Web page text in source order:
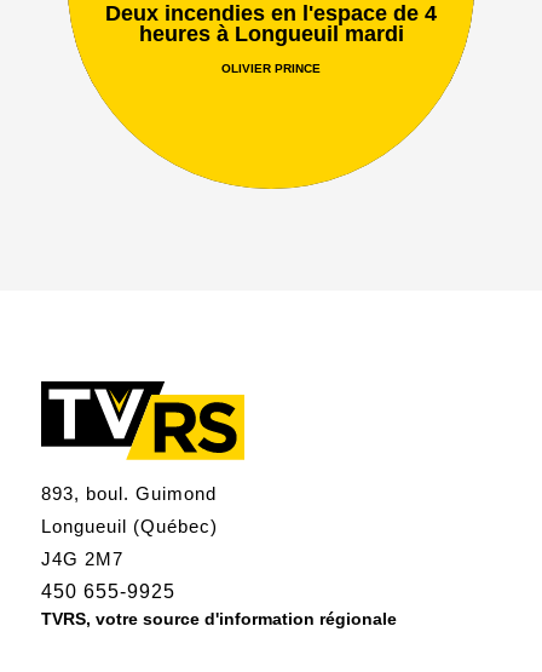
Deux incendies en l'espace de 4
heures à Longueuil mardi
OLIVIER PRINCE
893, boul. Guimond
Longueuil (Québec)
J4G 2M7
450 655-9925
TVRS, votre source d'information régionale